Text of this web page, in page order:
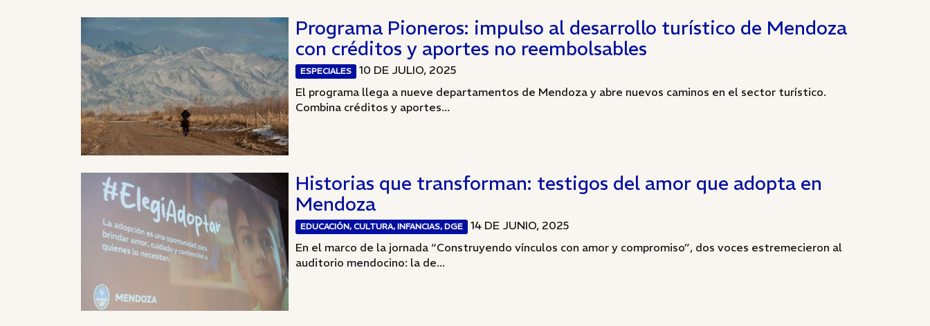
Programa Pioneros: impulso al desarrollo turístico de Mendoza
con créditos y aportes no reembolsables
ESPECIALES
10 DE JULIO, 2025
El programa llega a nueve departamentos de Mendoza y abre nuevos caminos en el sector turístico.
Combina créditos y aportes...
Historias que transforman: testigos del amor que adopta en
Mendoza
EDUCACIÓN, CULTURA, INFANCIAS, DGE
14 DE JUNIO, 2025
En el marco de la jornada “Construyendo vínculos con amor y compromiso”, dos voces estremecieron al
auditorio mendocino: la de...